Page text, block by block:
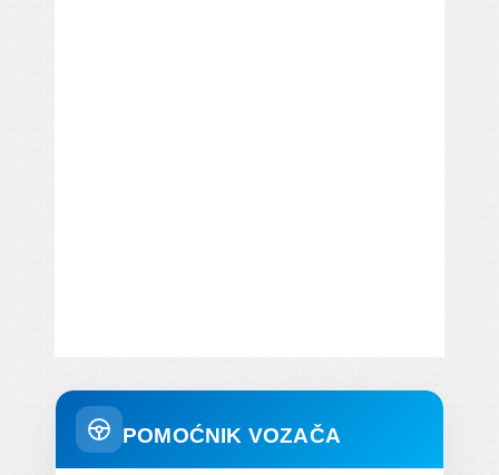
POMOĆNIK VOZAČA